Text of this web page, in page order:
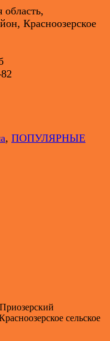
Красноозерское
, ПОПУЛЯРНЫЕ
сельское